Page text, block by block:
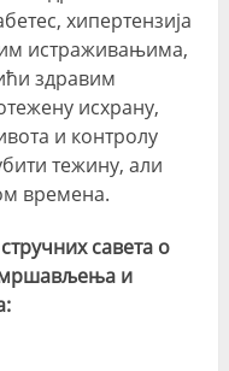
хипертензија
истраживањима,
здравим
исхрану,
и контролу
тежину, али
времена.
савета о
мршављења и